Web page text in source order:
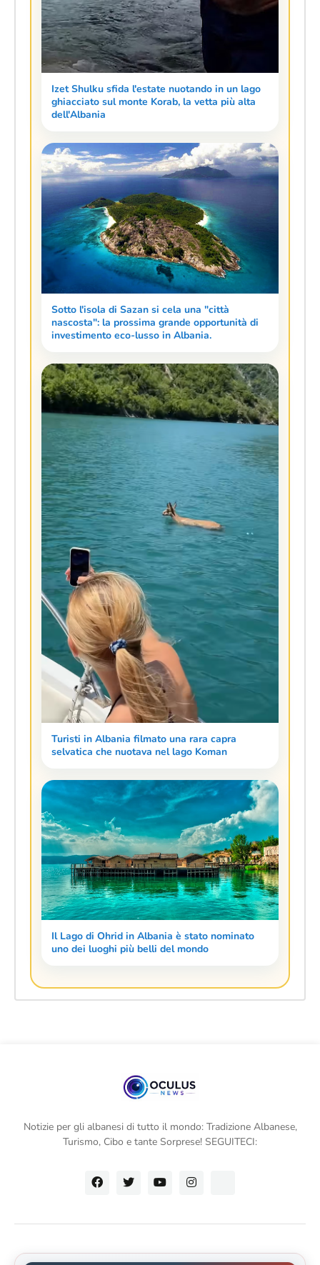
Izet Shulku sfida l'estate nuotando in un lago
ghiacciato sul monte Korab, la vetta più alta
dell'Albania
Sotto l'isola di Sazan si cela una "città
nascosta": la prossima grande opportunità di
investimento eco-lusso in Albania.
Turisti in Albania filmato una rara capra
selvatica che nuotava nel lago Koman
Il Lago di Ohrid in Albania è stato nominato
uno dei luoghi più belli del mondo
Notizie per gli albanesi di tutto il mondo: Tradizione Albanese,
Turismo, Cibo e tante Sorprese! SEGUITECI: